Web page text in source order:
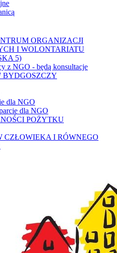
ORGANIZACJI
I WOLONTARIATU
5)
z NGO - będą konsultacje
BYDGOSZCZY
dla NGO
dla NGO
POŻYTKU
CZŁOWIEKA I RÓWNEGO